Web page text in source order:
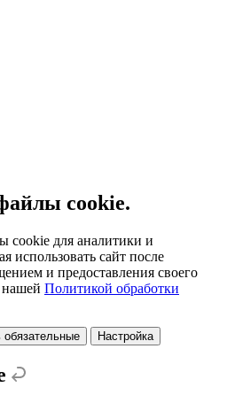
cookie.
cookie для аналитики и
использовать сайт после
и предоставления своего
нашей Политикой обработки
обязательные Настройка